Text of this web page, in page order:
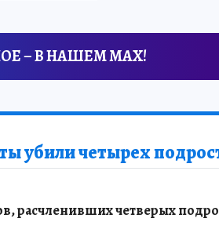
– В НАШЕМ MAX!
убили четырех
расчленивших четверых